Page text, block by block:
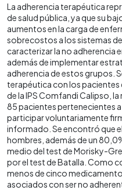
La adherencia terapéutica
de salud pública, ya que su
aumentos en la carga de
sobrecostos a los sistemas
caracterizar la no adherencia
además de implementar
adherencia de estos grupos.
terapéutica con los
de la IPS Comfandi Calipso,
85 pacientes pertenecientes
participar voluntariamente
informado. Se encontró que
hombres, además de un
medio del test de Morisky-
por el test de Batalla. Como
menos de cinco
asociados con ser no